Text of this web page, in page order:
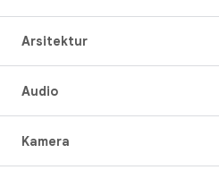
Arsitektur
Audio
Kamera